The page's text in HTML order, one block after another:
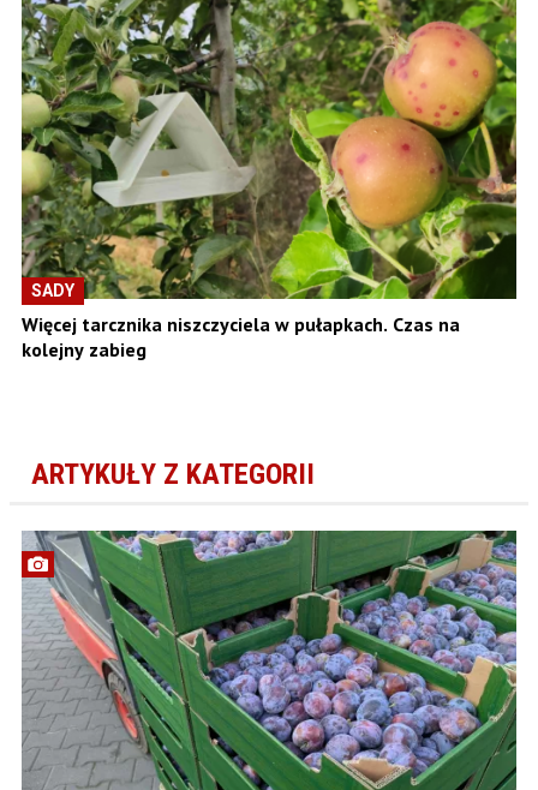
SADY
Więcej tarcznika niszczyciela w pułapkach. Czas na
kolejny zabieg
ARTYKUŁY Z KATEGORII